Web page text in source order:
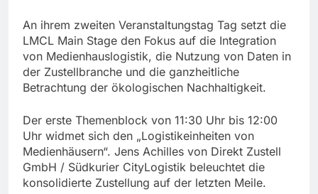
An ihrem zweiten Veranstaltungstag Tag setzt die
LMCL Main Stage den Fokus auf die Integration
von Medienhauslogistik, die Nutzung von Daten in
der Zustellbranche und die ganzheitliche
Betrachtung der ökologischen Nachhaltigkeit.
Der erste Themenblock von 11:30 Uhr bis 12:00
Uhr widmet sich den „Logistikeinheiten von
Medienhäusern“. Jens Achilles von Direkt Zustell
GmbH / Südkurier CityLogistik beleuchtet die
konsolidierte Zustellung auf der letzten Meile.